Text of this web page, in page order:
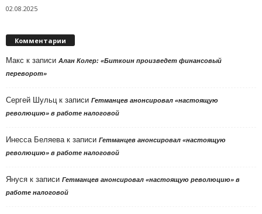
02.08.2025
Комментарии
Макс к записи Алан Колер: «Биткоин произведет финансовый
переворот»
Сергей Шульцк записи Гетманцев анонсировал «настоящую
революцию» в работе налоговой
Инесса Беляевак записи Гетманцев анонсировал «настоящую
революцию» в работе налоговой
Януся к записи Гетманцев анонсировал «настоящую революцию» в
работе налоговой